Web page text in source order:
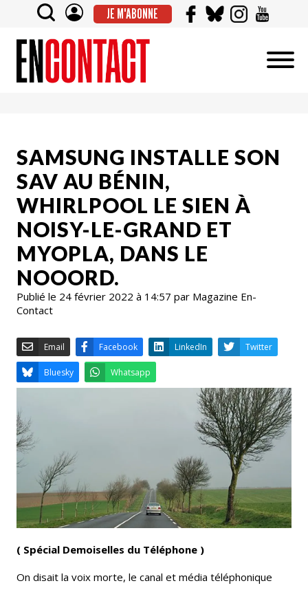
JE M'ABONNE
SAMSUNG INSTALLE SON
SAV AU BÉNIN,
WHIRLPOOL LE SIEN À
NOISY-LE-GRAND ET
MYOPLA, DANS LE
NOOORD.
Publié le 24 février 2022 à 14:57 par Magazine En-
Contact
LinkedIn
Bluesky Whatsapp
( Spécial Demoiselles du Téléphone )
On disait la voix morte, le canal et média téléphonique